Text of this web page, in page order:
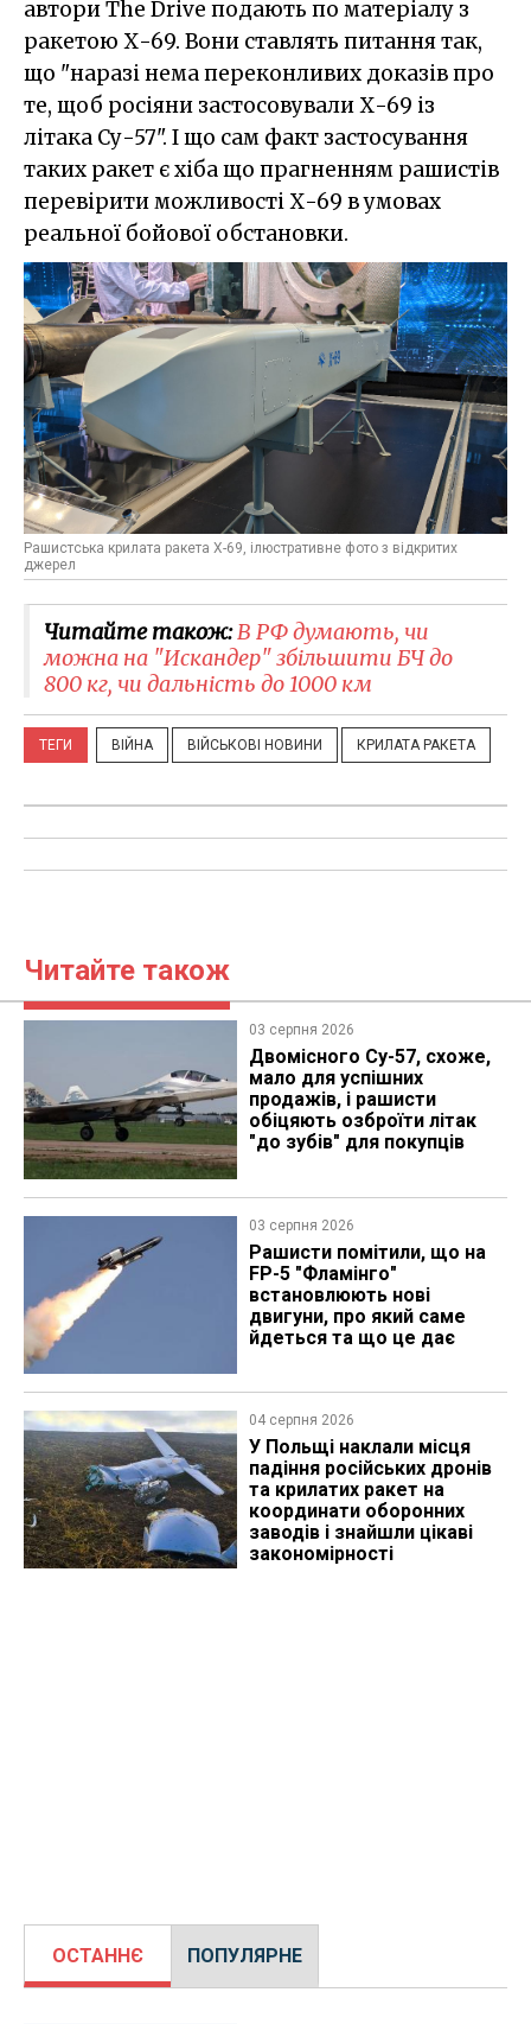
автори The Drive подають по матеріалу з
ракетою Х-69. Вони ставлять питання так,
що "наразі нема переконливих доказів про
те, щоб росіяни застосовували Х-69 із
літака Су-57". І що сам факт застосування
таких ракет є хіба що прагненням рашистів
перевірити можливості Х-69 в умовах
реальної бойової обстановки.
Рашистська крилата ракета Х-69, ілюстративне фото з відкритих
джерел
Читайте також:В РФ думають, чи
можна на "Искандер" збільшити БЧ до
800 кг, чи дальність до 1000 км
ТЕГИ ВІЙНА ВІЙСЬКОВІ НОВИНИ КРИЛАТА РАКЕТА
Читайте також
03 серпня 2026
Двомісного Су-57, схоже,
мало для успішних
продажів, і рашисти
обіцяють озброїти літак
"до зубів" для покупців
03 серпня 2026
Рашисти помітили, що на
FP-5 "Фламінго"
встановлюють нові
двигуни, про який саме
йдеться та що це дає
04 серпня 2026
У Польщі наклали місця
падіння російських дронів
та крилатих ракет на
координати оборонних
заводів і знайшли цікаві
закономірності
ОСТАННЄ ПОПУЛЯРНЕ